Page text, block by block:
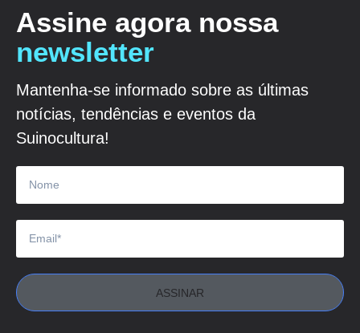
Assine agora nossa
newsletter
Mantenha-se informado sobre as últimas
notícias, tendências e eventos da
Suinocultura!
ASSINAR